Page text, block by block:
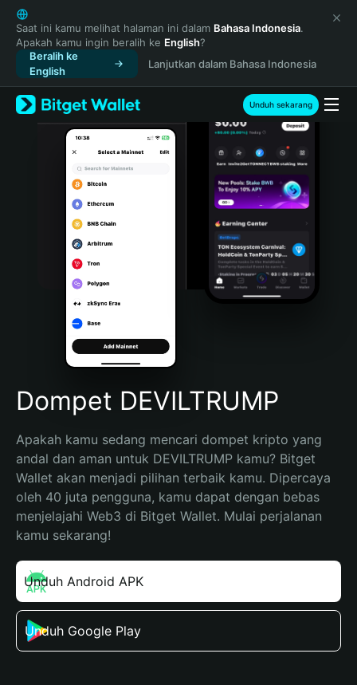
English
日本語
Tiếng Việt
Русский
Español (Latinoamérica)
Türkçe
Italiano
Português (Portugal)
Bahasa Indonesia
Português (Brasil)
Español (Argentina)
Saat ini kamu melihat halaman ini dalam Bahasa Indonesia.
Apakah kamu ingin beralih ke English?
Beralih ke
English
Lanjutkan dalam Bahasa Indonesia
Unduh sekarang
Dompet DEVILTRUMP
Apakah kamu sedang mencari dompet kripto yang
andal dan aman untuk DEVILTRUMP kamu? Bitget
Wallet akan menjadi pilihan terbaik kamu. Dipercaya
oleh 40 juta pengguna, kamu dapat dengan bebas
menjelajahi Web3 di Bitget Wallet. Mulai perjalanan
kamu sekarang!
Unduh Android APK
Unduh Google Play